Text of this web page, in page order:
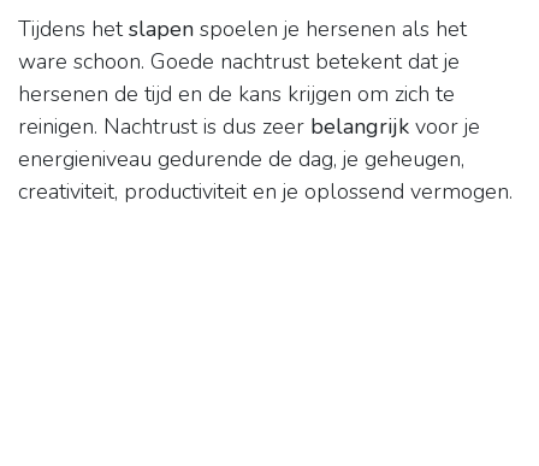
Tijdens hetslapen spoelen je hersenen als het
ware schoon. Goede nachtrust betekent dat je
hersenen de tijd en de kans krijgen om zich te
reinigen. Nachtrust is dus zeer belangrijk voor je
energieniveau gedurende de dag, je geheugen,
creativiteit, productiviteit en je oplossend vermogen.